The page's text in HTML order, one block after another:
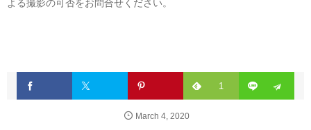
よる撮影の可否をお問合せください。
1
March 4, 2020